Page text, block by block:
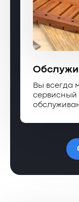
Вы всегда
сервисный